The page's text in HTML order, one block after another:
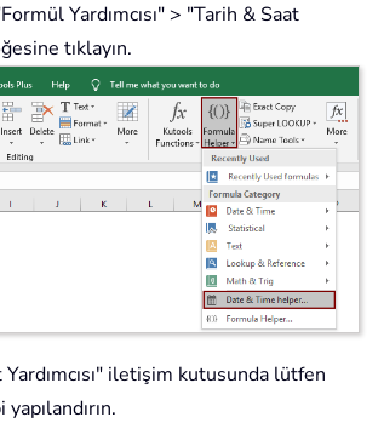
Yardımcısı" > "Tarih & Saat
tıklayın.
Yardımcısı" iletişim kutusunda lütfen